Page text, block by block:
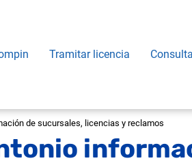
Tramitar licencia
de sucursales, licencias y reclamos